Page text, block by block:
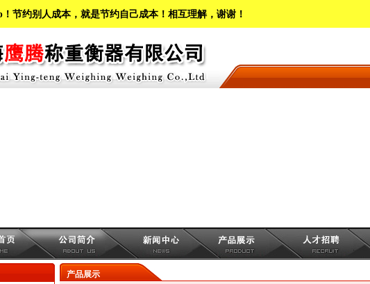
节约别人成本，就是节约自己成本！相互理解，谢谢！
产品展示